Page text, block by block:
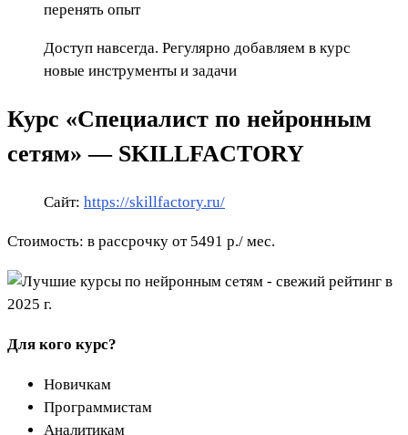
перенять опыт
Доступ навсегда. Регулярно добавляем в курс
новые инструменты и задачи
Курс «Специалист по нейронным
сетям» — SKILLFACTORY
Сайт: https://skillfactory.ru/
Стоимость: в рассрочку от 5491 р./ мес.
Для кого курс?
Новичкам
Программистам
Аналитикам